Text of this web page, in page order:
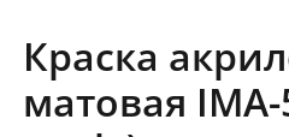
Фото товара
Краска
матовая